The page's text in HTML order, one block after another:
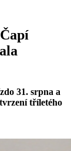
31. srpna a
tříletého